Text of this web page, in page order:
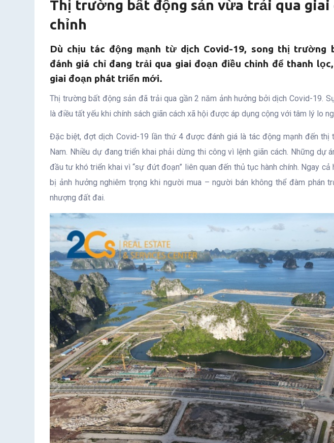
Thị trường bất động sản vừa trải qua giai
chỉnh
Dù chịu tác động mạnh từ dịch Covid-19, song thị trường
đánh giá chỉ đang trải qua giai đoạn điều chỉnh để thanh
giai đoạn phát triển mới.
Thị trường bất động sản đã trải qua gần 2 năm ảnh hưởng bởi dịch Covid-19.
là điều tất yếu khi chính sách giãn cách xã hội được áp dụng cộng với tâm lý lo
Đặc biệt, đợt dịch Covid-19 lần thứ 4 được đánh giá là tác động mạnh đến thị
Nam. Nhiều dự đang triển khai phải dừng thi công vì lệnh giãn cách. Những dự
đầu tư khó triển khai vì “sự đứt đoạn” liên quan đến thủ tục hành chính. Ngay
bị ảnh hưởng nghiêm trọng khi người mua – người bán không thể đàm phán
nhượng đất đai.